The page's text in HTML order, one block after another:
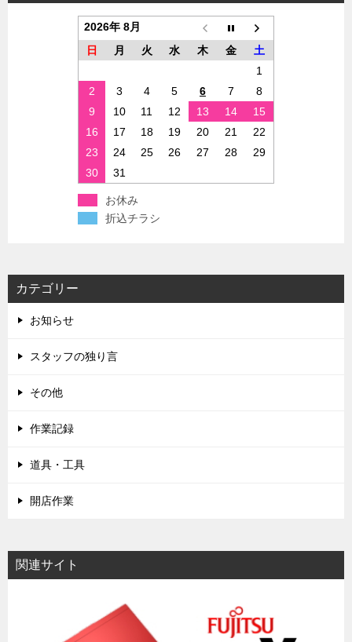
2026年 8月
日
月 火 水 木 金
土
1
2
3 4 5 6 7
8
9
10 11 12 13 14
15
16
17 18 19 20 21
22
23
24 25 26 27 28
29
30
31
お休み
折込チラシ
カテゴリー
お知らせ
スタッフの独り言
その他
作業記録
道具・工具
開店作業
関連サイト